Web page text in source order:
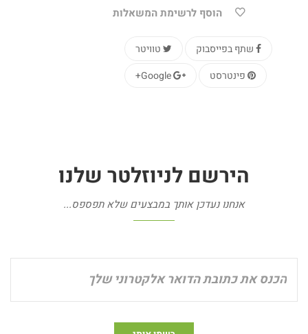
הוסף לרשימת המשאלות
טוויטר
שתף בפייסבוק
Google+
פינטרסט
הירשם לניוזלטר שלנו
אנחנו נעדכן אותך במבצעים שלא תפספס...